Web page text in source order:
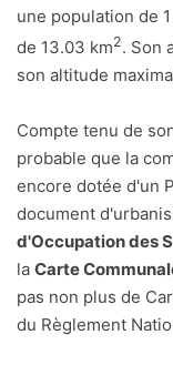
une population de
de 13.03 km2. Son
son altitude
Compte tenu de
probable que la
encore dotée d'un
document
d'Occupation des
la Carte
pas non plus de
du Règlement